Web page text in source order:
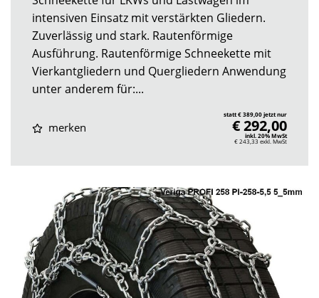
intensiven Einsatz mit verstärkten Gliedern.
Zuverlässig und stark. Rautenförmige
Ausführung. Rautenförmige Schneekette mit
Vierkantgliedern und Quergliedern Anwendung
unter anderem für:...
merken
statt € 389,00 jetzt nur
€ 292,00
inkl. 20% MwSt
€ 243,33 exkl. MwSt